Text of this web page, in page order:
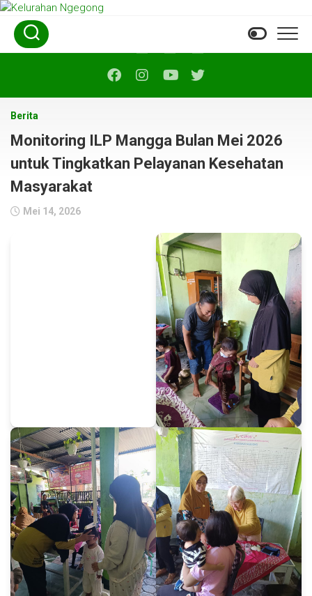
Skip
content
Berita
Monitoring ILP Mangga Bulan Mei 2026
untuk Tingkatkan Pelayanan Kesehatan
Masyarakat
Mei 14, 2026